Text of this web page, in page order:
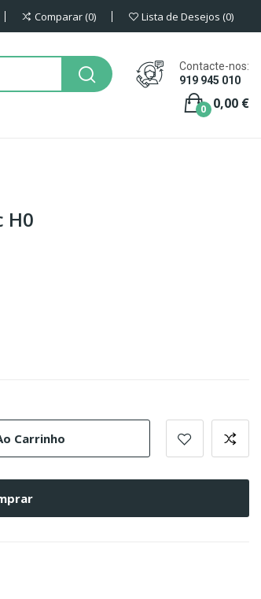
Comparar 0 Lista de Desejos 0
Contacte-nos:
919 945 010
0,00 €
0
H0
Carrinho